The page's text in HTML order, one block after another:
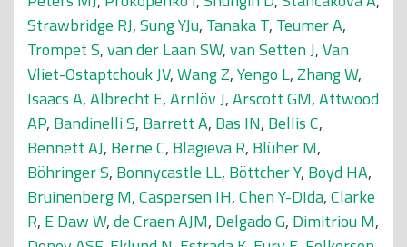
Strawbridge RJ,Sung YJu, Tanaka T, Teumer A,
Trompet S,van der Laan SW,van Setten J,Van
Vliet-Ostaptchouk JV,Wang Z,Yengo L,Zhang W,
Isaacs A,Albrecht E,Arnlöv J,Arscott GM,Attwood
AP, Bandinelli S, Barrett A, Bas IN, Bellis C,
Bennett AJ, Berne C, Blagieva R, Blüher M,
Böhringer S, Bonnycastle LL, Böttcher Y, Boyd HA,
Bruinenberg M,Caspersen IH,Chen Y-DIda,Clarke
R, E Daw W,de Craen AJM, Delgado G, Dimitriou M,